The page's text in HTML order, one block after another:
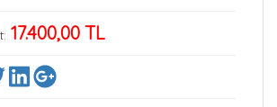
17.400,00 TL